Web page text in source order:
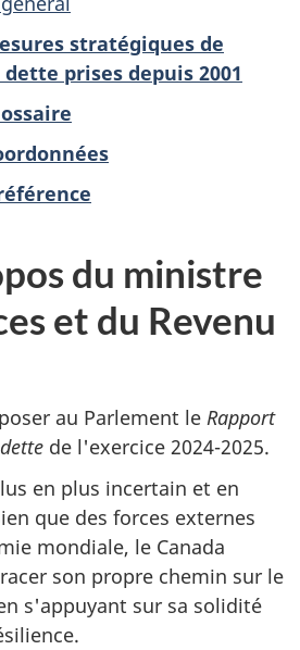
stratégiques de
prises depuis 2001
du ministre
et du Revenu
au Parlement le Rapport
de l'exercice 2024-2025.
en plus incertain et en
que des forces externes
mondiale, le Canada
son propre chemin sur le
s'appuyant sur sa solidité